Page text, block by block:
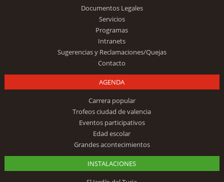
Documentos Legales
Servicios
Programas
Intranets
Sugerencias y Reclamaciones/Quejas
Contacto
AGENDA
Carrera popular
Trofeos ciudad de valencia
Eventos participativos
Edad escolar
Grandes acontecimientos
INSTALACIONES